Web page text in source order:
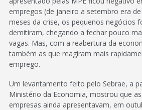
empregos (de janeiro a setembro era
meses da crise, os pequenos negócios
demitiram, chegando a fechar pouco
vagas. Mas, com a reabertura da
também as que reagiram mais
emprego.
Um levantamento feito pelo Sebrae, a
Ministério da Economia, mostrou que
empresas ainda apresentavam, em